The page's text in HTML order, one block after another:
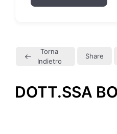
Torna
Indietro
Share
DOTT.SSA